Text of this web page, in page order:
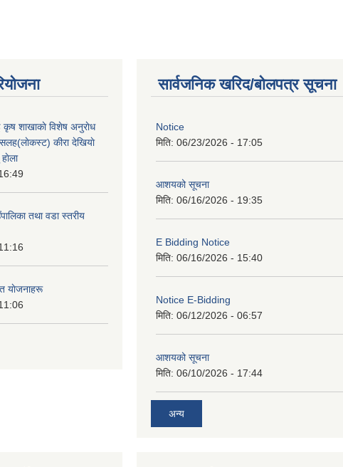
शाखाकाे विशेष अनुराेध
कीरा देखियाे
तथा वडा स्तरीय
याेजनाहरू
सार्वजनिक खरिद/बोलपत्र सूचना
Notice
मिति: 06/23/2026 - 17:05
आशयको सूचना
मिति: 06/16/2026 - 19:35
E Bidding Notice
मिति: 06/16/2026 - 15:40
Notice E-Bidding
मिति: 06/12/2026 - 06:57
आशयको सूचना
मिति: 06/10/2026 - 17:44
अन्य